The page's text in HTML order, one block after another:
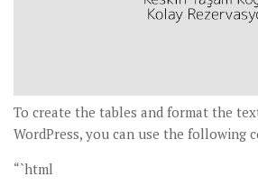
To create the tables and format the
WordPress, you can use the following
“`html